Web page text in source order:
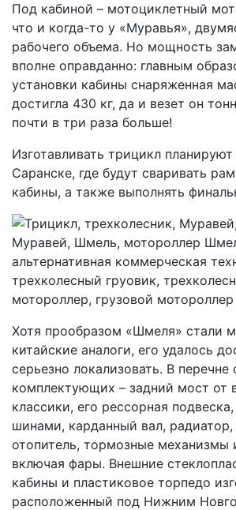
Под кабиной – мотоциклетный
что и когда-то у «Муравья»,
рабочего объема. Но мощность
вполне оправданно: главным
установки кабины снаряженная
достигла 430 кг, да и везет он
почти в три раза больше!
Изготавливать трицикл
Саранске, где будут сваривать
кабины, а также выполнять
Хотя прообразом «Шмеля» стали
китайские аналоги, его удалось
серьезно локализовать. В перечне
комплектующих – задний мост от
классики, его рессорная
шинами, карданный вал, радиатор,
отопитель, тормозные механизмы
включая фары. Внешние
кабины и пластиковое торпедо
расположенный под Нижним